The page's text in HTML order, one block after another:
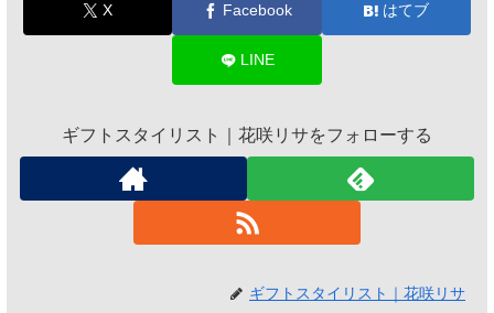
X Facebook はてブ
LINE
ギフトスタイリスト｜花咲リサをフォローする
ギフトスタイリスト｜花咲リサ